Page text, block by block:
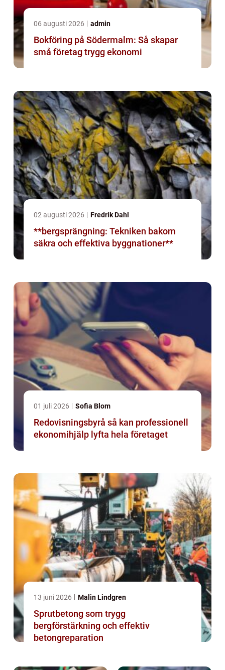
06 augusti 2026 admin
Bokföring på Södermalm: Så skapar
små företag trygg ekonomi
02 augusti 2026 Fredrik Dahl
**bergsprängning: Tekniken bakom
säkra och effektiva byggnationer**
01 juli 2026 Sofia Blom
Redovisningsbyrå så kan professionell
ekonomihjälp lyfta hela företaget
13 juni 2026 Malin Lindgren
Sprutbetong som trygg
bergförstärkning och effektiv
betongreparation